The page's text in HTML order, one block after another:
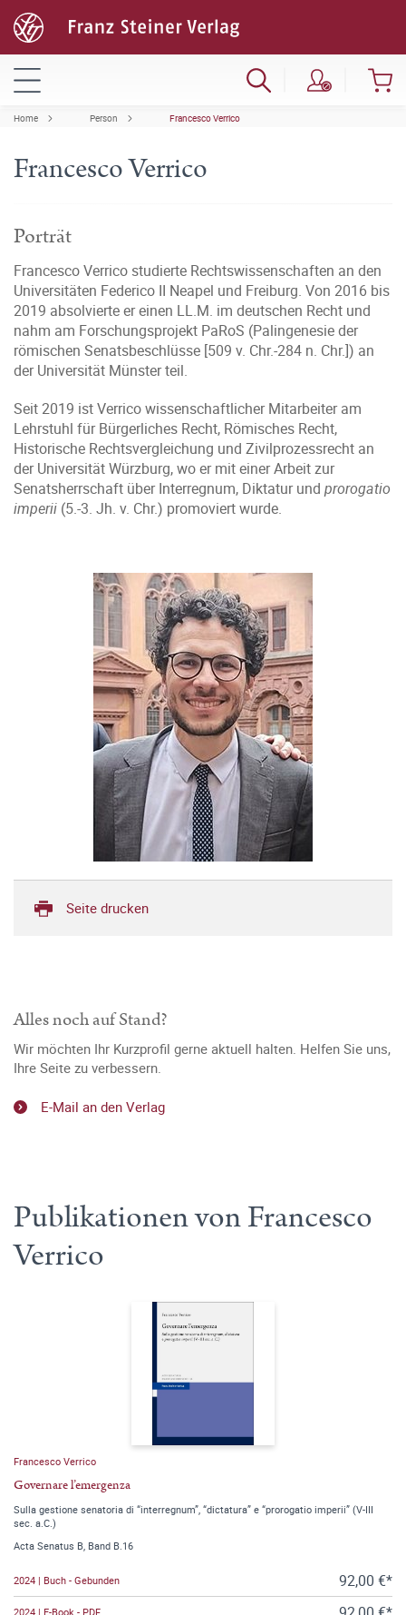
Home Person Francesco Verrico
Francesco Verrico
Porträt
Francesco Verrico studierte Rechtswissenschaften an den
Universitäten Federico II Neapel und Freiburg. Von 2016 bis
2019 absolvierte er einen LL.M. im deutschen Recht und
nahm am Forschungsprojekt PaRoS (Palingenesie der
römischen Senatsbeschlüsse [509 v. Chr.-284 n. Chr.]) an
der Universität Münster teil.
Seit 2019 ist Verrico wissenschaftlicher Mitarbeiter am
Lehrstuhl für Bürgerliches Recht, Römisches Recht,
Historische Rechtsvergleichung und Zivilprozessrecht an
der Universität Würzburg, wo er mit einer Arbeit zur
Senatsherrschaft über Interregnum, Diktatur und prorogatio
imperii (5.-3. Jh. v. Chr.) promoviert wurde.
Seite drucken
Alles noch auf Stand?
Wir möchten Ihr Kurzprofil gerne aktuell halten. Helfen Sie uns,
Ihre Seite zu verbessern.
E-Mail an den Verlag
Publikationen von Francesco
Verrico
Francesco Verrico
Governare l’emergenza
Sulla gestione senatoria di “interregnum”, “dictatura” e “prorogatio imperii” (V-III
sec. a.C.)
Acta Senatus B, Band B.16
2024 | Buch - Gebunden 92,00 €*
2024 | E-Book - PDF